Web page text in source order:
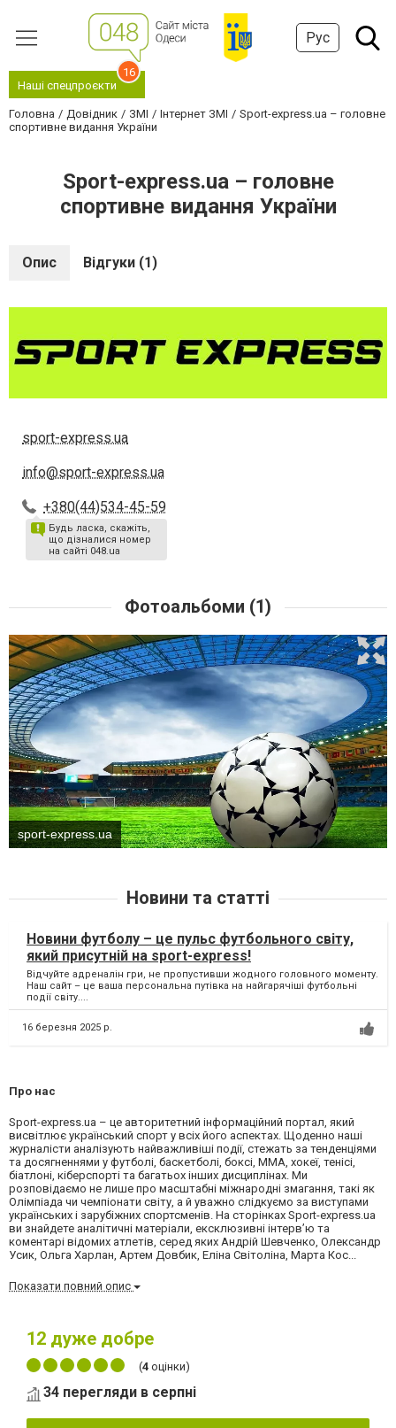
Рус
Наші спецпроєкти
16
Головна Довідник ЗМІ Інтернет ЗМІ
Sport-express.ua – головне
спортивне видання України
Sport-express.ua – головне
спортивне видання України
Опис Відгуки (1)
sport-express.ua
info@sport-express.ua
+380(44)534-45-59
Будь ласка, скажіть,
що дізналися номер
на сайті 048.ua
Фотоальбоми (1)
sport-express.ua
Новини та статті
Новини футболу – це пульс футбольного світу,
який присутній на sport-express!
Відчуйте адреналін гри, не пропустивши жодного головного моменту.
Наш сайт – це ваша персональна путівка на найгарячіші футбольні
події світу....
16 березня 2025 р.
Про нас
Sport-express.ua – це авторитетний інформаційний портал, який
висвітлює український спорт у всіх його аспектах. Щоденно наші
журналісти аналізують найважливіші події, стежать за тенденціями
та досягненнями у футболі, баскетболі, боксі, ММА, хокеї, тенісі,
біатлоні, кіберспорті та багатьох інших дисциплінах. Ми
розповідаємо не лише про масштабні міжнародні змагання, такі як
Олімпіада чи чемпіонати світу, а й уважно слідкуємо за виступами
українських і зарубіжних спортсменів. На сторінках Sport-express.ua
ви знайдете аналітичні матеріали, ексклюзивні інтерв’ю та
коментарі відомих атлетів, серед яких Андрій Шевченко, Олександр
Усик, Ольга Харлан, Артем Довбик, Еліна Світоліна, Марта Кос...
Показати повний опис
12 дуже добре
(4 оцінки)
34 перегляди в серпні